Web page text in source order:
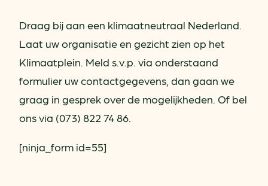
Draag bij aan een klimaatneutraal Nederland.
Laat uw organisatie en gezicht zien op het
Klimaatplein. Meld s.v.p. via onderstaand
formulier uw contactgegevens, dan gaan we
graag in gesprek over de mogelijkheden. Of bel
ons via (073) 822 74 86.
[ninja_form id=55]